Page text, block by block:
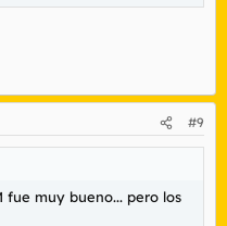
#9
muy bueno... pero los